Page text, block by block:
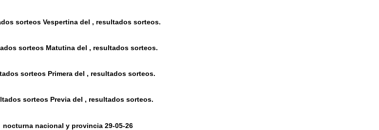
sorteos Vespertina del , resultados sorteos.
sorteos Matutina del , resultados sorteos.
sorteos Primera del , resultados sorteos.
sorteos Previa del , resultados sorteos.
nocturna nacional y provincia 29-05-26